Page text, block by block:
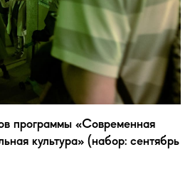
программы «Современная
культура» (набор: сентябрь